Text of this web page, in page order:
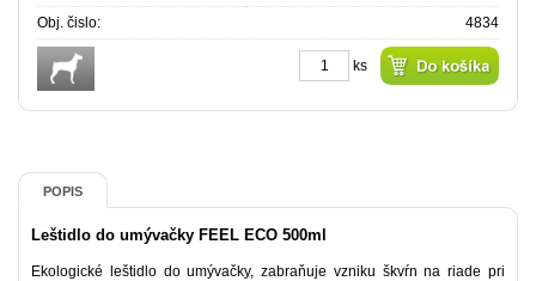
Obj. čislo:
4834
ks
POPIS
Leštidlo do umývačky FEEL ECO 500ml
Ekologické leštidlo do umývačky, zabraňuje vzniku škvŕn na riade pri